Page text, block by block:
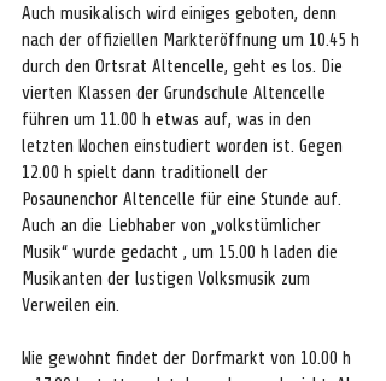
Auch musikalisch wird einiges geboten, denn
nach der offiziellen Markteröffnung um 10.45 h
durch den Ortsrat Altencelle, geht es los. Die
vierten Klassen der Grundschule Altencelle
führen um 11.00 h etwas auf, was in den
letzten Wochen einstudiert worden ist. Gegen
12.00 h spielt dann traditionell der
Posaunenchor Altencelle für eine Stunde auf.
Auch an die Liebhaber von „volkstümlicher
Musik“ wurde gedacht , um 15.00 h laden die
Musikanten der lustigen Volksmusik zum
Verweilen ein.
Wie gewohnt findet der Dorfmarkt von 10.00 h